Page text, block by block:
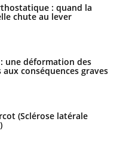
: quand la
chute au lever
une déformation des
conséquences graves
(Sclérose latérale